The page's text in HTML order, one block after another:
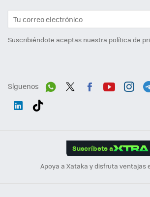
Suscribiéndote aceptas nuestra política de
Síguenos
Suscríbete a
Apoya a Xataka y disfruta ventajas